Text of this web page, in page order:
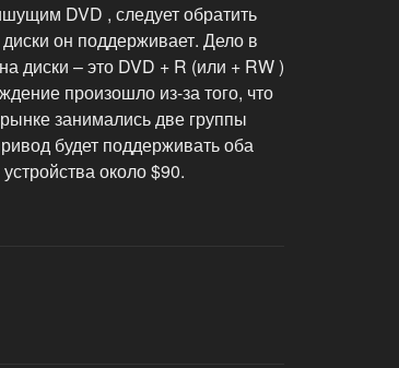
DVD , следует обратить
он поддерживает. Дело в
диски – это DVD + R (или + RW )
произошло из-за того, что
занимались две группы
будет поддерживать оба
около $90.